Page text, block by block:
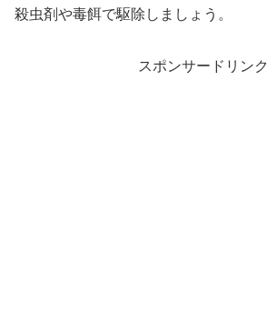
殺虫剤や毒餌で駆除しましょう。
スポンサードリンク